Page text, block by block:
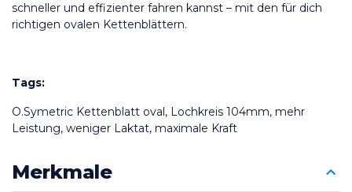
schneller und effizienter fahren kannst – mit den für dich
richtigen ovalen Kettenblättern.
Tags:
O.Symetric Kettenblatt oval, Lochkreis 104mm, mehr
Leistung, weniger Laktat, maximale Kraft
Merkmale